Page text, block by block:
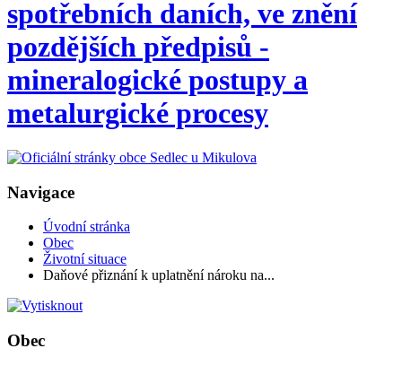
spotřebních daních, ve znění
pozdějších předpisů -
mineralogické postupy a
metalurgické procesy
Navigace
Úvodní stránka
Obec
Životní situace
Daňové přiznání k uplatnění nároku na...
Obec